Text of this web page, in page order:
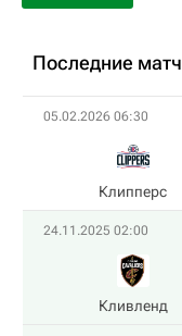
Последние
05.02.2026 06:30
Клипперс
24.11.2025 02:00
Кливленд